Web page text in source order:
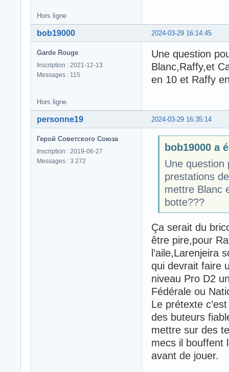
Hors ligne
2024-03-29 16:14:45
bob19000
Garde Rouge
Inscription : 2021-12-13
Messages : 115
Une question
Blanc,Raffy,et
en 10 et Raffy
Hors ligne
2024-03-29 16:35:14
personne19
Герой Советского Союза
Inscription : 2019-06-27
Messages : 3 272
bob19000 a
Une question
prestations
mettre Blanc
botte???
Ça serait du
être pire,pour
l’aile,Larenjeira
qui devrait faire
niveau Pro D2
Fédérale ou
Le prétexte
des buteurs
mettre sur des
mecs il bouffent
avant de jouer.